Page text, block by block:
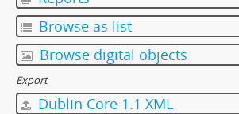
Browse as list
Browse digital objects
Export
Dublin Core 1.1 XML